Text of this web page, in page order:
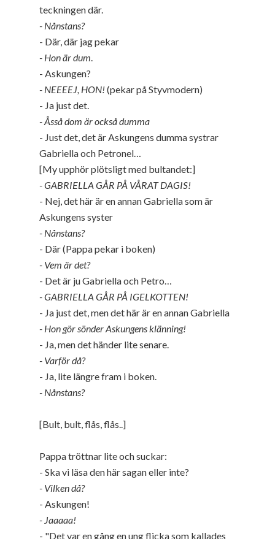
teckningen där.
- Nånstans?
- Där, där jag pekar
- Hon är dum
- Askungen?
- NEEEEJ, HON! (pekar på Styvmodern)
- Ja just det.
- Åsså dom är också dumma
- Just det, det är Askungens dumma systrar
Gabriella och Petronel…
[My upphör plötsligt med bultandet:]
- GABRIELLA GÅR PÅ VÅRAT DAGIS!
- Nej, det här är en annan Gabriella som är
Askungens syster
- Nånstans?
- Där (Pappa pekar i boken)
- Vem är det?
- Det är ju Gabriella och Petro…
- GABRIELLA GÅR PÅ IGELKOTTEN!
- Ja just det, men det här är en annan Gabriella
- Hon gör sönder Askungens klänning!
- Ja, men det händer lite senare.
- Varför då?
- Ja, lite längre fram i boken.
- Nånstans?
[Bult, bult, flås, flås..]
Pappa tröttnar lite och suckar:
- Ska vi läsa den här sagan eller inte?
- Vilken då?
- Askungen!
- Jaaaaa!
- "Det var en gång en ung flicka som kallades